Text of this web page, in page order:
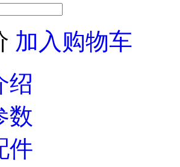
加入购物车
绍
数
件